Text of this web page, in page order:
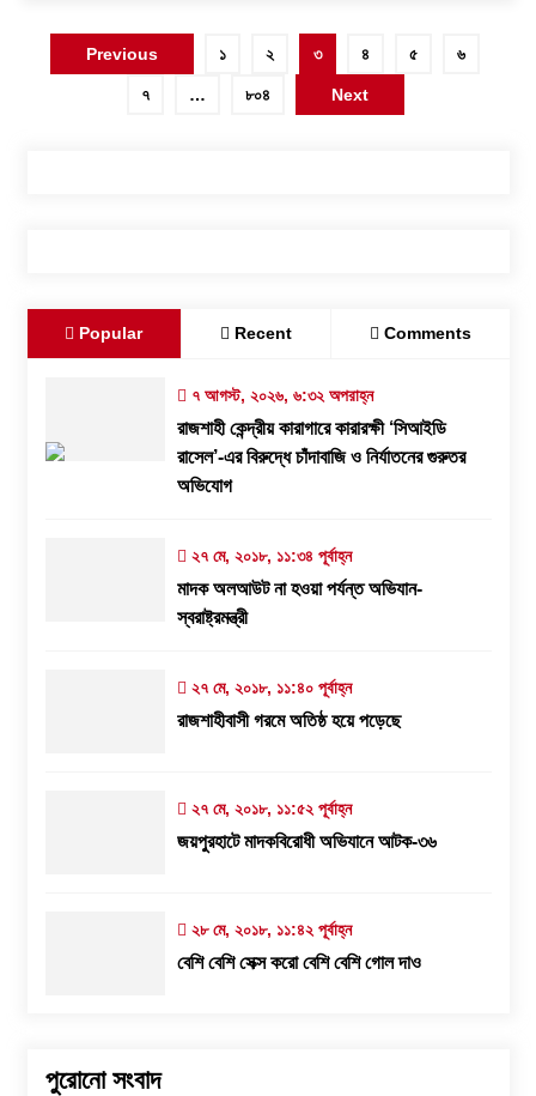
Previous ১ ২ ৩ ৪ ৫ ৬
৭ … ৮০৪ Next
Popular Recent Comments
৭ আগস্ট, ২০২৬, ৬:৩২ অপরাহ্ন
রাজশাহী কেন্দ্রীয় কারাগারে কারারক্ষী ‘সিআইডি
রাসেল’-এর বিরুদ্ধে চাঁদাবাজি ও নির্যাতনের গুরুতর
অভিযোগ
২৭ মে, ২০১৮, ১১:৩৪ পূর্বাহ্ন
মাদক অলআউট না হওয়া পর্যন্ত অভিযান-
স্বরাষ্ট্রমন্ত্রী
২৭ মে, ২০১৮, ১১:৪০ পূর্বাহ্ন
রাজশাহীবাসী গরমে অতিষ্ঠ হয়ে পড়েছে
২৭ মে, ২০১৮, ১১:৫২ পূর্বাহ্ন
জয়পুরহাটে মাদকবিরোধী অভিযানে আটক-৩৬
২৮ মে, ২০১৮, ১১:৪২ পূর্বাহ্ন
বেশি বেশি সেক্স করো বেশি বেশি গোল দাও
পুরোনো সংবাদ